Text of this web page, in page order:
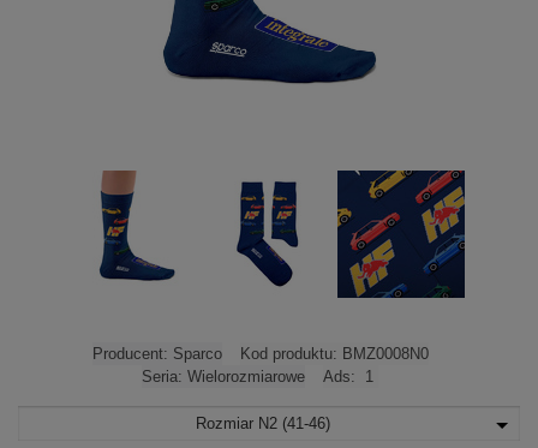
Producent: Sparco Kod produktu: BMZ0008N0
Seria: Wielorozmiarowe Ads: 1
Rozmiar N2 (41-46)